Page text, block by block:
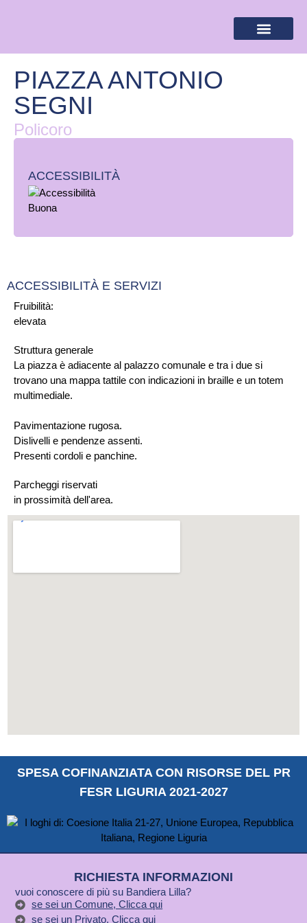
PIAZZA ANTONIO
SEGNI
Policoro
ACCESSIBILITÀ
Fruibilità:
elevata
Struttura generale
La piazza è adiacente al palazzo comunale e tra i due si
trovano una mappa tattile con indicazioni in braille e un totem
multimediale.
Pavimentazione rugosa.
Dislivelli e pendenze assenti.
Presenti cordoli e panchine.
Parcheggi riservati
in prossimità dell'area.
ACCESSIBILITÀ E SERVIZI
SPESA COFINANZIATA CON RISORSE DEL PR
FESR LIGURIA 2021-2027
RICHIESTA INFORMAZIONI
vuoi conoscere di più su Bandiera Lilla?
se sei un Comune, Clicca qui
se sei un Privato, Clicca qui